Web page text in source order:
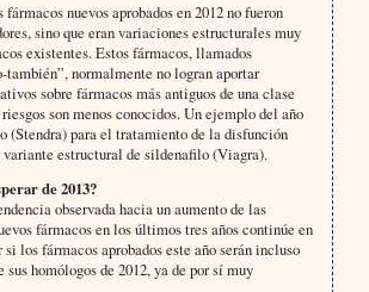
nuevos aprobados en 2012 no fueron
sino que eran variaciones estructurales muy
existentes. Estos fármacos, llamados
también”, normalmente no logran aportar
sobre fármacos más antiguos de una clase
son menos conocidos. Un ejemplo del año
(Stendra) para el tratamiento de la disfunción
variante estructural de sildenafilo (Viagra).
de 2013?
observada hacia un aumento de las
fármacos en los últimos tres años continúe en
los fármacos aprobados este año serán incluso
sus homólogos de 2012, ya de por sí muy